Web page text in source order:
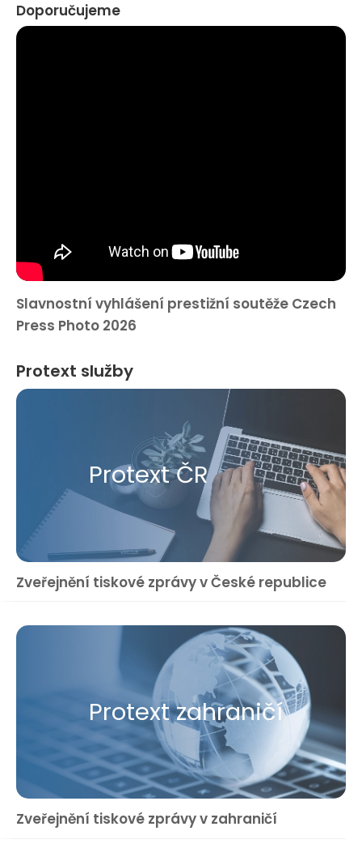
Doporučujeme
Slavnostní vyhlášení prestižní soutěže Czech
Press Photo 2026
Protext služby
Protext ČR
Zveřejnění tiskové zprávy v České republice
Protext zahraničí
Zveřejnění tiskové zprávy v zahraničí